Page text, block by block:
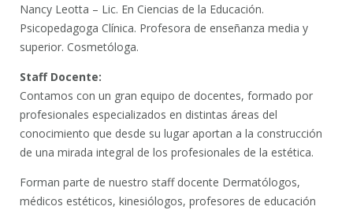
Nancy Leotta – Lic. En Ciencias de la Educación.
Psicopedagoga Clínica. Profesora de enseñanza media y
superior. Cosmetóloga.
Staff Docente:
Contamos con un gran equipo de docentes, formado por
profesionales especializados en distintas áreas del
conocimiento que desde su lugar aportan a la construcción
de una mirada integral de los profesionales de la estética.
Forman parte de nuestro staff docente Dermatólogos,
médicos estéticos, kinesiólogos, profesores de educación